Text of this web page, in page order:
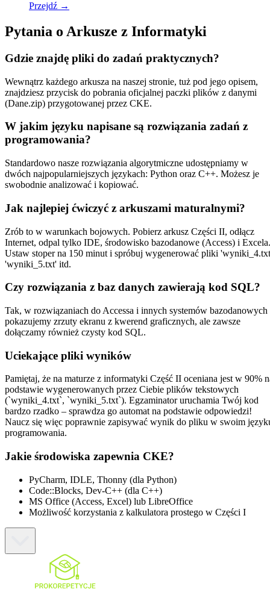
Przejdź →
Pytania o Arkusze z Informatyki
Gdzie znajdę pliki do zadań praktycznych?
Wewnątrz każdego arkusza na naszej stronie, tuż pod jego opisem,
znajdziesz przycisk do pobrania oficjalnej paczki plików z danymi
(Dane.zip) przygotowanej przez CKE.
W jakim języku napisane są rozwiązania zadań z
programowania?
Standardowo nasze rozwiązania algorytmiczne udostępniamy w
dwóch najpopularniejszych językach: Python oraz C++. Możesz je
swobodnie analizować i kopiować.
Jak najlepiej ćwiczyć z arkuszami maturalnymi?
Zrób to w warunkach bojowych. Pobierz arkusz Części II, odłącz
Internet, odpal tylko IDE, środowisko bazodanowe (Access) i Excela.
Ustaw stoper na 150 minut i spróbuj wygenerować pliki
'wyniki_5.txt' itd.
Czy rozwiązania z baz danych zawierają kod SQL?
Tak, w rozwiązaniach do Accessa i innych systemów bazodanowych
pokazujemy zrzuty ekranu z kwerend graficznych, ale zawsze
dołączamy również czysty kod SQL.
Uciekające pliki wyników
Pamiętaj, że na maturze z informatyki Część II oceniana jest w 90%
podstawie wygenerowanych przez Ciebie plików tekstowych
(`wyniki_4.txt`, `wyniki_5.txt`). Egzaminator uruchamia Twój kod
bardzo rzadko – sprawdza go automat na podstawie odpowiedzi!
Naucz się więc poprawnie zapisywać wynik do pliku w swoim
programowania.
Jakie środowiska zapewnia CKE?
PyCharm, IDLE, Thonny (dla Python)
Code::Blocks, Dev-C++ (dla C++)
MS Office (Access, Excel) lub LibreOffice
Możliwość korzystania z kalkulatora prostego w Części I